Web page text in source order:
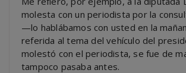
molesta con un periodista por la
—lo hablábamos con usted en la
referida al tema del vehículo del
molestó con el periodista, se fue de
tampoco pasaba antes.